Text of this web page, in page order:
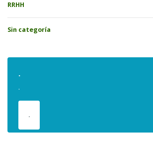
RRHH
Sin categoría
.
.
.